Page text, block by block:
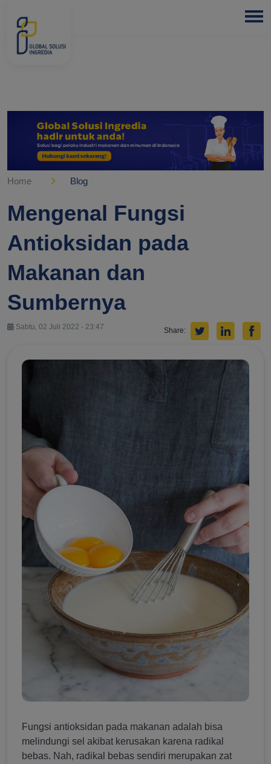
BLOGS
PARTNER
EXPERTISE
FREE
CONSULTATION
Home Blog
Mengenal Fungsi
Antioksidan pada
Makanan dan
Sumbernya
Sabtu, 02 Juli 2022 - 23:47 Share:
Fungsi antioksidan pada makanan adalah bisa
melindungi sel akibat kerusakan karena radikal
bebas. Nah, radikal bebas sendiri merupakan zat